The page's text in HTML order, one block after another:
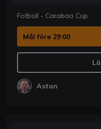
Fotboll - Carabao Cup
Mål före 29:00
Aston